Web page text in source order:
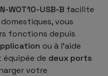
WOT10-USB-B facilite
vous
fonctions depuis
ou à l’aide
équipée de deux ports
votre